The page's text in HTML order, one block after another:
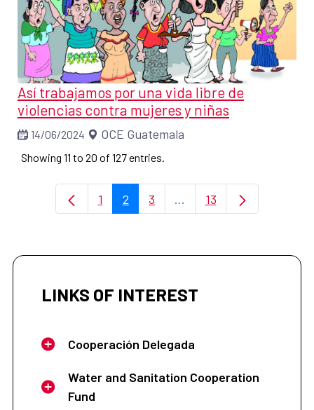
Así trabajamos por una vida libre de
violencias contra mujeres y niñas
14/06/2024 OCE Guatemala
Showing 11 to 20 of 127 entries.
Page
1 Page
2 Page
3 ...Intermediate Pages Use
Page
13
LINKS OF INTEREST
Cooperación Delegada
Water and Sanitation Cooperation
Fund